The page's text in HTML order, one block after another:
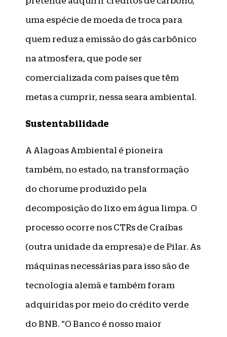
uma espécie de moeda de troca para
quem reduz a emissão do gás carbônico
na atmosfera, que pode ser
comercializada com países que têm
metas a cumprir, nessa seara ambiental.
Sustentabilidade
A Alagoas Ambiental é pioneira
também, no estado, na transformação
do chorume produzido pela
decomposição do lixo em água limpa. O
processo ocorre nos CTRs de Craíbas
(outra unidade da empresa) e de Pilar. As
máquinas necessárias para isso são de
tecnologia alemã e também foram
adquiridas por meio do crédito verde
do BNB. “O Banco é nosso maior